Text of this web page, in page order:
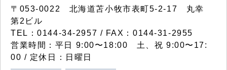
〒053-0022 北海道苫小牧市表町5-2-17 丸幸
第2ビル
TEL：0144-34-2957 / FAX：0144-31-2955
営業時間：平日 9:00〜18:00 土、祝 9:00〜17:
00 / 定休日：日曜日